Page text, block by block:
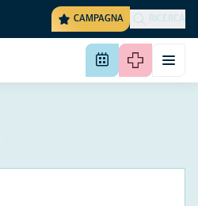
CAMPAGNA RICERCA